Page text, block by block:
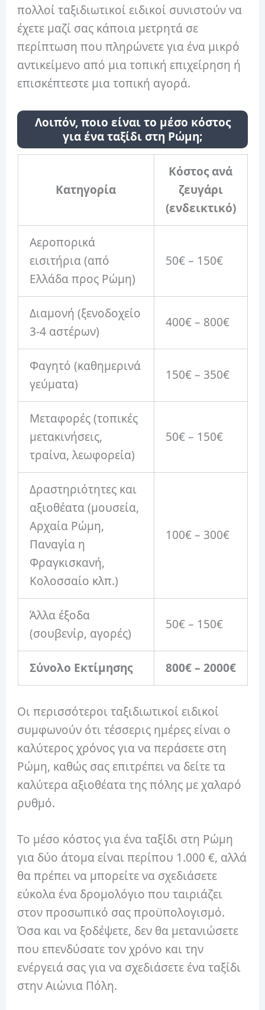
πολλοί ταξιδιωτικοί ειδικοί συνιστούν να
έχετε μαζί σας κάποια μετρητά σε
περίπτωση που πληρώνετε για ένα μικρό
αντικείμενο από μια τοπική επιχείρηση ή
επισκέπτεστε μια τοπική αγορά.
Λοιπόν, ποιο είναι το μέσο κόστος
για ένα ταξίδι στη Ρώμη;
Κατηγορία
Κόστος ανά
ζευγάρι
(ενδεικτικό)
Αεροπορικά
εισιτήρια (από
Ελλάδα προς Ρώμη)
50€ – 150€
Διαμονή (ξενοδοχείο
3-4 αστέρων)
400€ – 800€
Φαγητό (καθημερινά
γεύματα)
150€ – 350€
Μεταφορές (τοπικές
μετακινήσεις,
τραίνα, λεωφορεία)
50€ – 150€
Δραστηριότητες και
αξιοθέατα (μουσεία,
Αρχαία Ρώμη,
Παναγία η
Φραγκισκανή,
Κολοσσαίο κλπ.)
100€ – 300€
Άλλα έξοδα
(σουβενίρ, αγορές)
50€ – 150€
Σύνολο Εκτίμησης 800€ – 2000€
Οι περισσότεροι ταξιδιωτικοί ειδικοί
συμφωνούν ότι τέσσερις ημέρες είναι ο
καλύτερος χρόνος για να περάσετε στη
Ρώμη, καθώς σας επιτρέπει να δείτε τα
καλύτερα αξιοθέατα της πόλης με χαλαρό
ρυθμό.
Το μέσο κόστος για ένα ταξίδι στη Ρώμη
για δύο άτομα είναι περίπου 1.000 €, αλλά
θα πρέπει να μπορείτε να σχεδιάσετε
εύκολα ένα δρομολόγιο που ταιριάζει
στον προσωπικό σας προϋπολογισμό.
Όσα και να ξοδέψετε, δεν θα μετανιώσετε
που επενδύσατε τον χρόνο και την
ενέργειά σας για να σχεδιάσετε ένα ταξίδι
στην Αιώνια Πόλη.